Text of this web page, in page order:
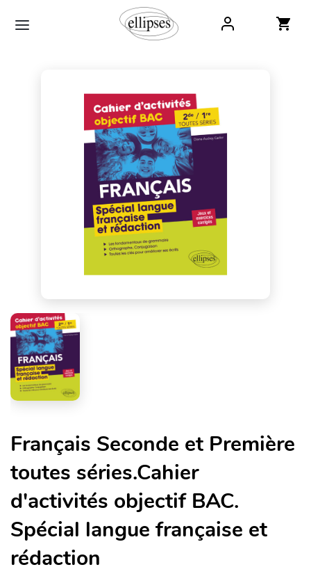
Français Seconde et Première
toutes séries.Cahier
d'activités objectif BAC.
Spécial langue française et
rédaction